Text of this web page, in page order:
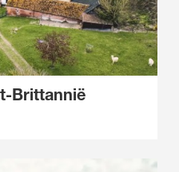
Brittannië